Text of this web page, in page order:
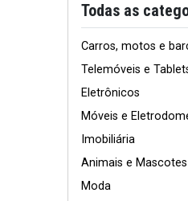
Todas as
Carros, motos e
Telemóveis e
Eletrônicos
Móveis e
Imobiliária
Animais e Mascotes
Moda